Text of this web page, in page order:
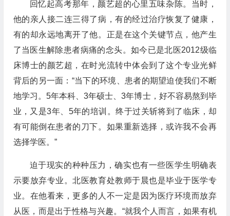
回忆起高考那年，颜艺超的心里五味杂陈。当时，
他的亲人接二连三得了病，有的经过治疗恢复了健康，
有的却永远地离开了他。正是在这个关键节点，他产生
了当医生解除患者病痛的念头。如今已是北医2012级临
床博士的颜艺超，在时光流转中体会到了这个专业光鲜
背后的另一面：“当下的环境、患者的期望迫使我们不断
地学习。5年本科、3年硕士、3年博士，好不容易熬到毕
业，又是3年、5年的培训。终于过关斩将到了临床，却
有可能倒在患者的刀下。如果重新选择，或许我不会再
选择学医。”
迫于现实的种种压力，确实也有一些医学生明确表
示要放弃专业。北医教育处教师于晨也是毕业于医学专
业。在他看来，更多的人不一定是因为医疗环境而放弃
从医，而是出于性格与兴趣。“就我个人而言，如果有机